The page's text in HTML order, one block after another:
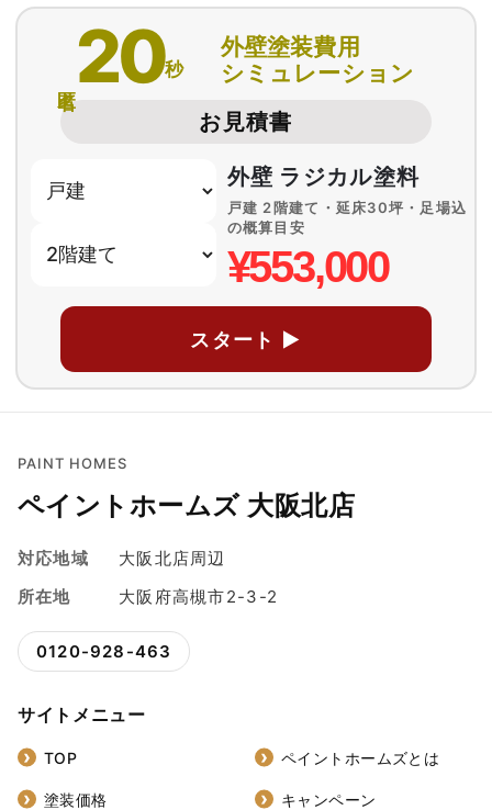
20秒
外壁塗装費用
シミュレーション
お見積書
外壁 ラジカル塗料
戸建 2階建て・延床30坪・足場込
の概算目安
¥553,000
スタート ▶
PAINT HOMES
ペイントホームズ 大阪北店
対応地域
大阪北店周辺
所在地
大阪府高槻市2-3-2
0120-928-463
サイトメニュー
TOP ペイントホームズとは
塗装価格 キャンペーン